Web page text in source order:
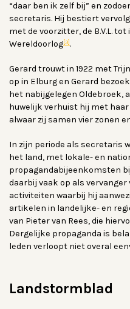
“daar ben ik zelf bij” en
secretaris. Hij bestiert
met de voorzitter, de B.V.L. tot
Wereldoorlog[3] .
Gerard trouwt in 1922 met
op in Elburg en Gerard
het nabijgelegen Oldebroek,
huwelijk verhuist hij met haar
alwaar zij samen vier zonen
In zijn periode als secretaris
het land, met lokale- en
propagandabijeenkomsten
daarbij vaak op als vervanger
activiteiten waarbij hij
artikelen in landelijke- en
van Pieter van Rees, die
Dergelijke propaganda is
leden verloopt niet overal
Landstormblad